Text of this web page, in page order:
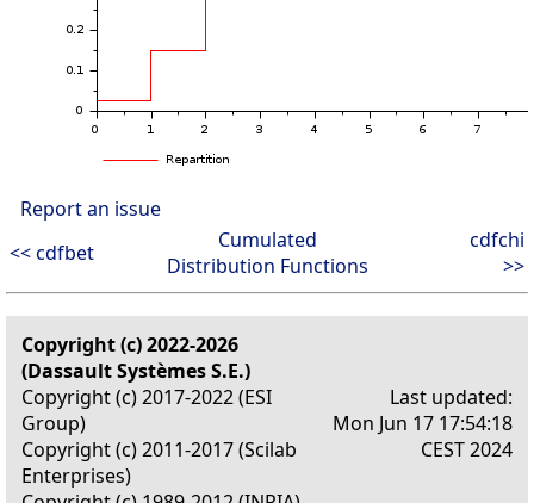
Report an issue
<< cdfbet
Cumulated
Distribution Functions
cdfchi
>>
Copyright (c) 2022-2026
(Dassault Systèmes S.E.)
Copyright (c) 2017-2022 (ESI
Group)
Copyright (c) 2011-2017 (Scilab
Enterprises)
Last updated:
Mon Jun 17 17:54:18
CEST 2024